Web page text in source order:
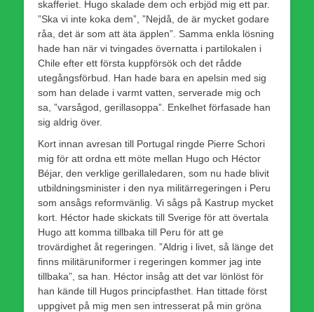
skafferiet. Hugo skalade dem och erbjöd mig ett par.
”Ska vi inte koka dem”, ”Nejdå, de är mycket godare
råa, det är som att äta äpplen”. Samma enkla lösning
hade han när vi tvingades övernatta i partilokalen i
Chile efter ett första kuppförsök och det rådde
utegångsförbud. Han hade bara en apelsin med sig
som han delade i varmt vatten, serverade mig och
sa, ”varsågod, gerillasoppa”. Enkelhet förfasade han
sig aldrig över.
Kort innan avresan till Portugal ringde Pierre Schori
mig för att ordna ett möte mellan Hugo och Héctor
Béjar, den verklige gerillaledaren, som nu hade blivit
utbildningsminister i den nya militärregeringen i Peru
som ansågs reformvänlig. Vi sågs på Kastrup mycket
kort. Héctor hade skickats till Sverige för att övertala
Hugo att komma tillbaka till Peru för att ge
trovärdighet åt regeringen. ”Aldrig i livet, så länge det
finns militäruniformer i regeringen kommer jag inte
tillbaka”, sa han. Héctor insåg att det var lönlöst för
han kände till Hugos principfasthet. Han tittade först
uppgivet på mig men sen intresserat på min gröna